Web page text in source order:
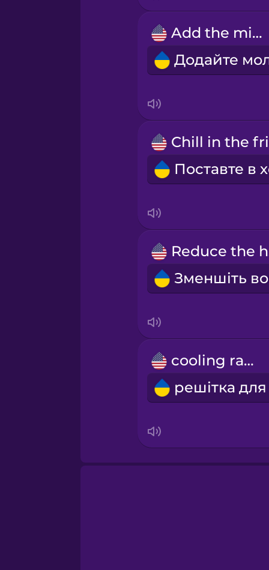
Māori
Norwegian
Polish
Romanian
Samoan
Serbian
Swahili
Add the milk.
cooling rack